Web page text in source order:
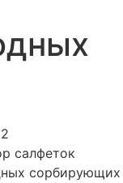
салфеток
сорбирующих